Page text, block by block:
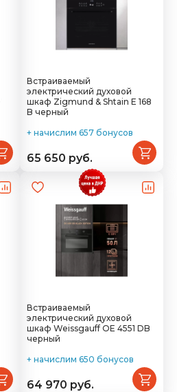
Встраиваемый
электрический духовой
шкаф Zigmund & Shtain E 168
B черный
+ начислим 657 бонусов
65 650 руб.
Встраиваемый
электрический духовой
шкаф Weissgauff OE 4551 DB
черный
+ начислим 650 бонусов
64 970 руб.